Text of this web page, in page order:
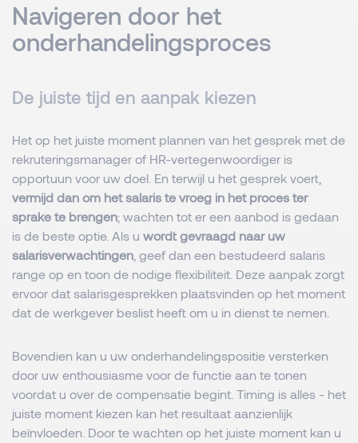
Navigeren door het
onderhandelingsproces
De juiste tijd en aanpak kiezen
Het op het juiste moment plannen van het gesprek met de
rekruteringsmanager of HR-vertegenwoordiger is
opportuun voor uw doel. En terwijl u het gesprek voert,
vermijd dan om het salaris te vroeg in het proces ter
sprake te brengen; wachten tot er een aanbod is gedaan
is de beste optie. Als u wordt gevraagd naar uw
salarisverwachtingen , geef dan een bestudeerd salaris
range op en toon de nodige flexibiliteit. Deze aanpak zorgt
ervoor dat salarisgesprekken plaatsvinden op het moment
dat de werkgever beslist heeft om u in dienst te nemen.
Bovendien kan u uw onderhandelingspositie versterken
door uw enthousiasme voor de functie aan te tonen
voordat u over de compensatie begint. Timing is alles - het
juiste moment kiezen kan het resultaat aanzienlijk
beïnvloeden. Door te wachten op het juiste moment kan u